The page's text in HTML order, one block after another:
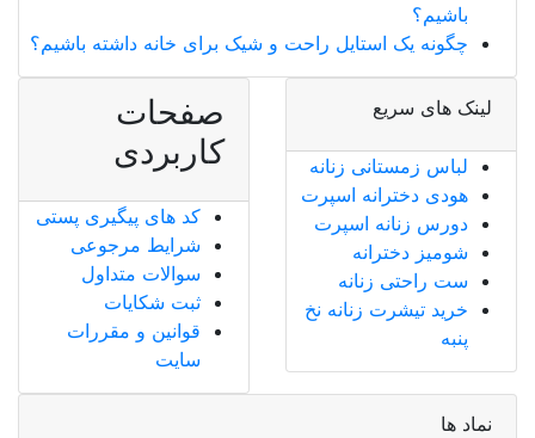
باشیم؟
چگونه یک استایل راحت و شیک برای خانه داشته باشیم؟
لینک های سریع
لباس زمستانی زنانه
هودی دخترانه اسپرت
دورس زنانه اسپرت
شومیز دخترانه
ست راحتی زنانه
خرید تیشرت زنانه نخ
پنبه
صفحات
کاربردی
کد های پیگیری پستی
شرایط مرجوعی
سوالات متداول
ثبت شکایات
قوانین و مقررات
سایت
نماد ها